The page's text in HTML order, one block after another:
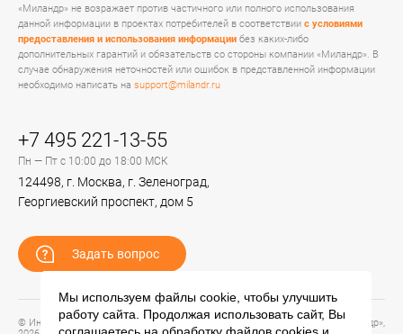
«Миландр» не возражает против частичного или полного использования
данной информации в проектах потребителей в соответствии с условиями
предоставления и использования информации без каких-либо
дополнительных гарантий и обязательств со стороны компании «Миландр». В
случае обнаружения неточностей или ошибок в представленной информации
необходимо написать на support@milandr.ru
+7 495 221-13-55
Пн — Пт с 10:00 до 18:00 МСК
124498, г. Москва, г. Зеленоград,
Георгиевский проспект, дом 5
Задать вопрос
© Информационный портал технической поддержки ЦП ИС АО «ПКК Миландр»,
Мы используем файлы cookie, чтобы улучшить
работу сайта. Продолжая использовать сайт, Вы